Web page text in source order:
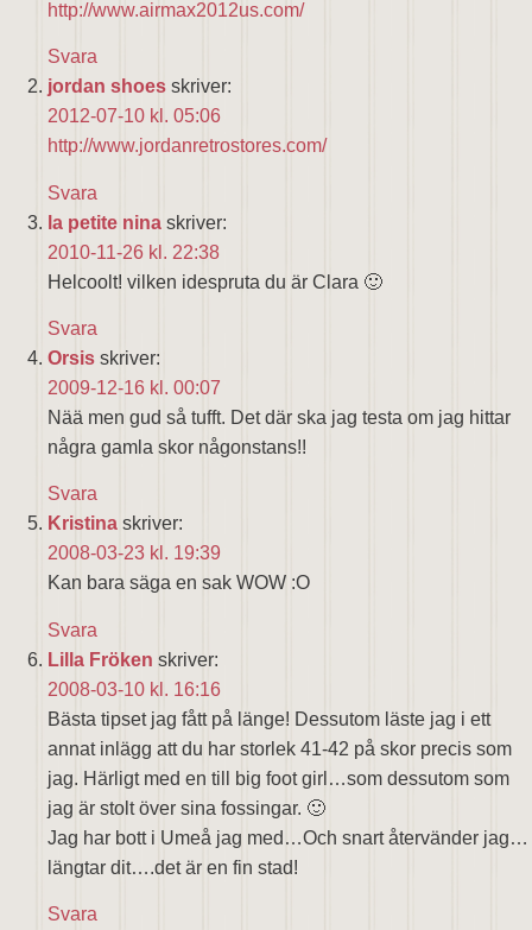
http://www.airmax2012us.com/
Svara
jordan shoes skriver:
2012-07-10 kl. 05:06
http://www.jordanretrostores.com/
Svara
la petite nina skriver:
2010-11-26 kl. 22:38
Helcoolt! vilken idespruta du är Clara 🙂
Svara
Orsis skriver:
2009-12-16 kl. 00:07
Nää men gud så tufft. Det där ska jag testa om jag hittar
några gamla skor någonstans!!
Svara
Kristina skriver:
2008-03-23 kl. 19:39
Kan bara säga en sak WOW :O
Svara
Lilla Fröken skriver:
2008-03-10 kl. 16:16
Bästa tipset jag fått på länge! Dessutom läste jag i ett
annat inlägg att du har storlek 41-42 på skor precis som
jag. Härligt med en till big foot girl…som dessutom som
jag är stolt över sina fossingar. 🙂
Jag har bott i Umeå jag med…Och snart återvänder jag…
längtar dit….det är en fin stad!
Svara